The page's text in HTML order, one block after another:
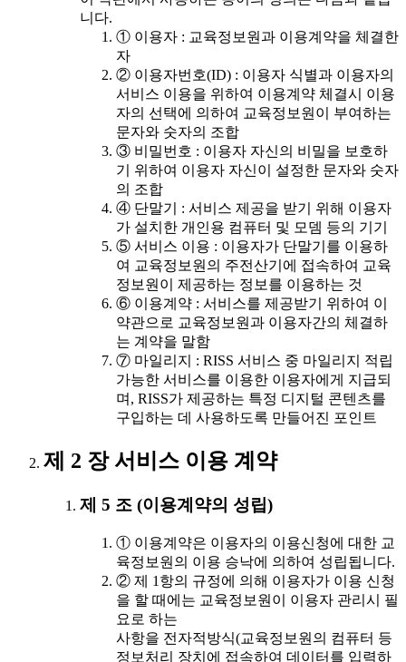
니다.
① 이용자 : 교육정보원과 이용계약을 체결한
자
② 이용자번호(ID) : 이용자 식별과 이용자의
서비스 이용을 위하여 이용계약 체결시 이용
자의 선택에 의하여 교육정보원이 부여하는
문자와 숫자의 조합
③ 비밀번호 : 이용자 자신의 비밀을 보호하
기 위하여 이용자 자신이 설정한 문자와 숫자
의 조합
④ 단말기 : 서비스 제공을 받기 위해 이용자
가 설치한 개인용 컴퓨터 및 모뎀 등의 기기
⑤ 서비스 이용 : 이용자가 단말기를 이용하
여 교육정보원의 주전산기에 접속하여 교육
정보원이 제공하는 정보를 이용하는 것
⑥ 이용계약 : 서비스를 제공받기 위하여 이
약관으로 교육정보원과 이용자간의 체결하
는 계약을 말함
⑦ 마일리지 : RISS 서비스 중 마일리지 적립
가능한 서비스를 이용한 이용자에게 지급되
며, RISS가 제공하는 특정 디지털 콘텐츠를
구입하는 데 사용하도록 만들어진 포인트
제 2 장 서비스 이용 계약
제 5 조 (이용계약의 성립)
① 이용계약은 이용자의 이용신청에 대한 교
육정보원의 이용 승낙에 의하여 성립됩니다.
② 제 1항의 규정에 의해 이용자가 이용 신청
을 할 때에는 교육정보원이 이용자 관리시 필
요로 하는
사항을 전자적방식(교육정보원의 컴퓨터 등
정보처리 장치에 접속하여 데이터를 입력하